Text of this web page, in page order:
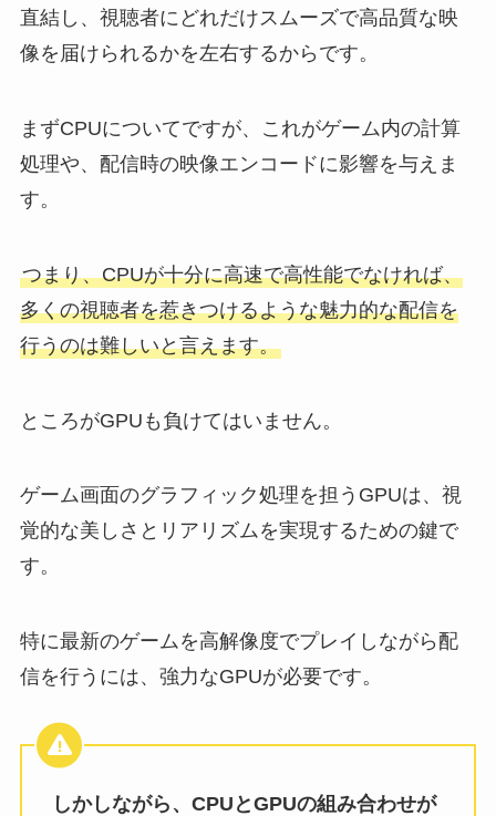
直結し、視聴者にどれだけスムーズで高品質な映
像を届けられるかを左右するからです。
まずCPUについてですが、これがゲーム内の計算
処理や、配信時の映像エンコードに影響を与えま
す。
つまり、CPUが十分に高速で高性能でなければ、
多くの視聴者を惹きつけるような魅力的な配信を
行うのは難しいと言えます。
ところがGPUも負けてはいません。
ゲーム画面のグラフィック処理を担うGPUは、視
覚的な美しさとリアリズムを実現するための鍵で
す。
特に最新のゲームを高解像度でプレイしながら配
信を行うには、強力なGPUが必要です。
しかしながら、CPUとGPUの組み合わせが